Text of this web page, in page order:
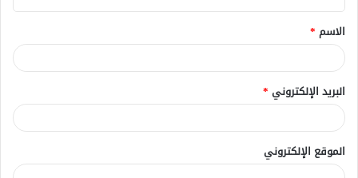
ق
*
الاسم *
البريد الإلكتروني *
الموقع الإلكتروني